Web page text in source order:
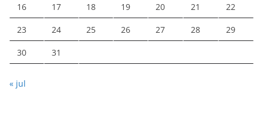
16 17 18 19 20 21 22
23 24 25 26 27 28 29
30 31
« jul